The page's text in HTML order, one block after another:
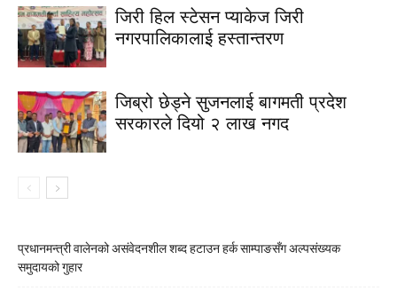
जिरी हिल स्टेसन प्याकेज जिरी
नगरपालिकालाई हस्तान्तरण
जिब्रो छेड्ने सुजनलाई बागमती प्रदेश
सरकारले दियो २ लाख नगद
प्रधानमन्त्री वालेनको असंवेदनशील शब्द हटाउन हर्क साम्पाङसँग अल्पसंख्यक
समुदायको गुहार